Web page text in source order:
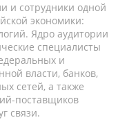
и сотрудники одной
экономики:
Ядро аудитории
специалисты
и
власти, банков,
сетей, а также
поставщиков
связи.